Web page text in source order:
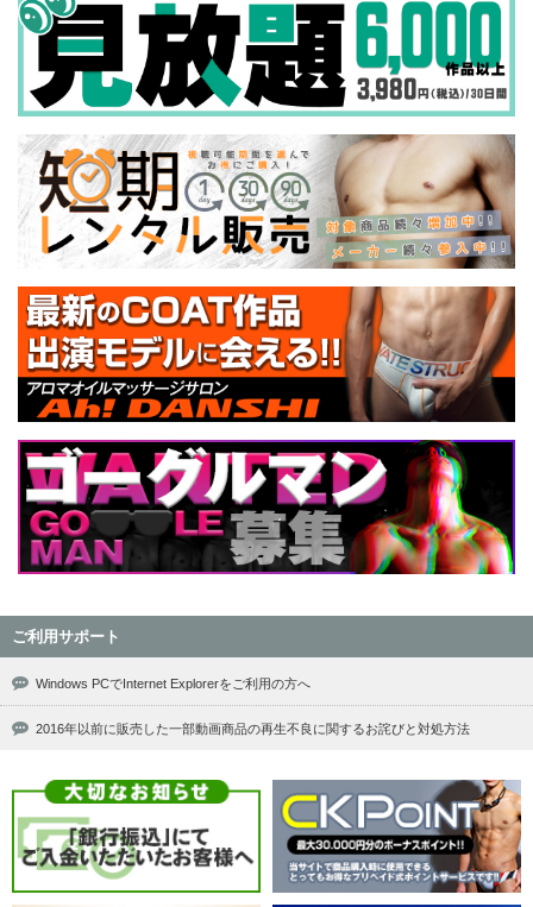
ご利用サポート
Windows PCでInternet Explorerをご利用の方へ
2016年以前に販売した一部動画商品の再生不良に関するお詫びと対処方法